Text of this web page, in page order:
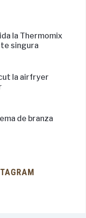
la Thermomix
singura
la airfryer
de branza